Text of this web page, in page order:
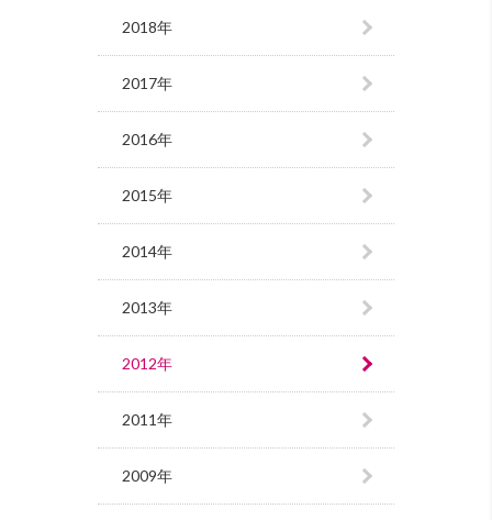
2018年
2017年
2016年
2015年
2014年
2013年
2012年
2011年
2009年